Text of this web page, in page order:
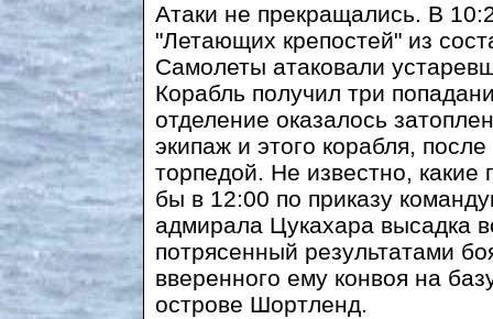
Атаки не прекращались. В
"Летающих крепостей" из
Самолеты атаковали
Корабль получил три
отделение оказалось
экипаж и этого корабля,
торпедой. Не известно,
бы в 12:00 по приказу
адмирала Цукахара высадка
потрясенный результатами
вверенного ему конвоя на
острове Шортленд.